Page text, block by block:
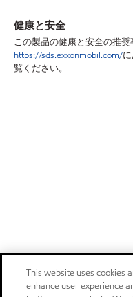
健康と安全
この製品の健康と安全の推奨
https://sds.exxonmobil.com/
覧ください。
This website uses cookies
enhance user experience